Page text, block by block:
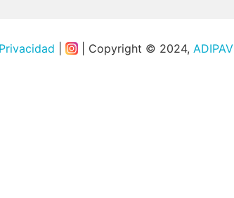
| Copyright © 2024, ADIPAV